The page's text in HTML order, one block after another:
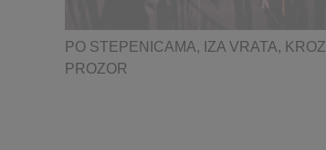
PO STEPENICAMA, IZA VRATA, KROZ
PROZOR